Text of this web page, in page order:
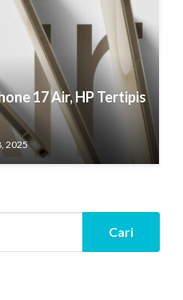
17 Air, HP Tertipis
2025
Cari